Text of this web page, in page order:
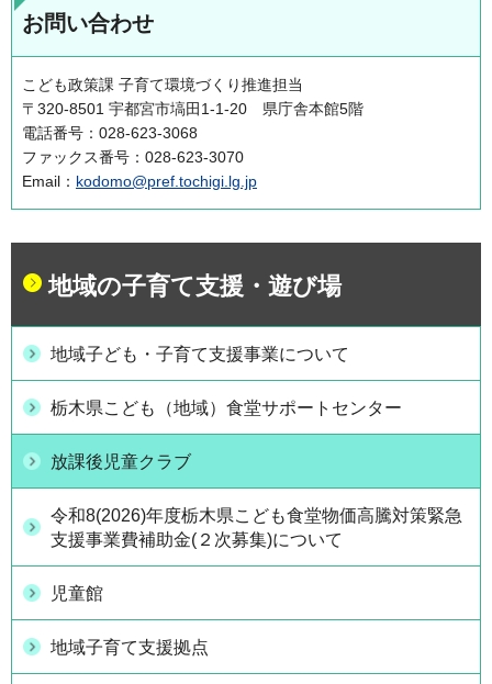
お問い合わせ
こども政策課 子育て環境づくり推進担当
〒320-8501 宇都宮市塙田1-1-20 県庁舎本館5階
電話番号：028-623-3068
ファックス番号：028-623-3070
Email： kodomo@pref.tochigi.lg.jp
地域の子育て支援・遊び場
地域子ども・子育て支援事業について
栃木県こども（地域）食堂サポートセンター
放課後児童クラブ
令和8(2026)年度栃木県こども食堂物価高騰対策緊急
支援事業費補助金(２次募集)について
児童館
地域子育て支援拠点